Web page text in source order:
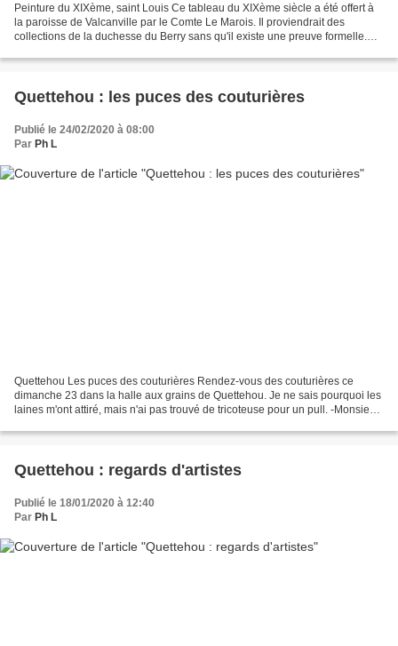
Peinture du XIXème, saint Louis Ce tableau du XIXème siècle a été offert à
la paroisse de Valcanville par le Comte Le Marois. Il proviendrait des
collections de la duchesse du Berry sans qu'il existe une preuve formelle.
Quettehou : les puces des couturières
Publié le 24/02/2020 à 08:00
Par Ph L
Quettehou Les puces des couturières Rendez-vous des couturières ce
dimanche 23 dans la halle aux grains de Quettehou. Je ne sais pourquoi les
laines m'ont attiré, mais n'ai pas trouvé de tricoteuse pour un pull. -Monsieur,
Quettehou : regards d'artistes
Publié le 18/01/2020 à 12:40
Par Ph L